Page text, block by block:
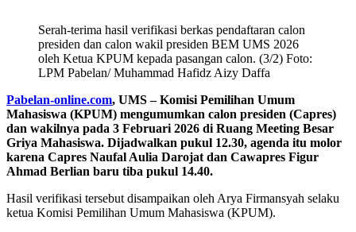
Serah-terima hasil verifikasi berkas pendaftaran calon
presiden dan calon wakil presiden BEM UMS 2026
oleh Ketua KPUM kepada pasangan calon. (3/2) Foto:
LPM Pabelan/ Muhammad Hafidz Aizy Daffa
Pabelan-online.com, UMS – Komisi Pemilihan Umum
Mahasiswa (KPUM) mengumumkan calon presiden (Capres)
dan wakilnya pada 3 Februari 2026 di Ruang Meeting Besar
Griya Mahasiswa. Dijadwalkan pukul 12.30, agenda itu molor
karena Capres Naufal Aulia Darojat dan Cawapres Figur
Ahmad Berlian baru tiba pukul 14.40.
Hasil verifikasi tersebut disampaikan oleh Arya Firmansyah selaku
ketua Komisi Pemilihan Umum Mahasiswa (KPUM).